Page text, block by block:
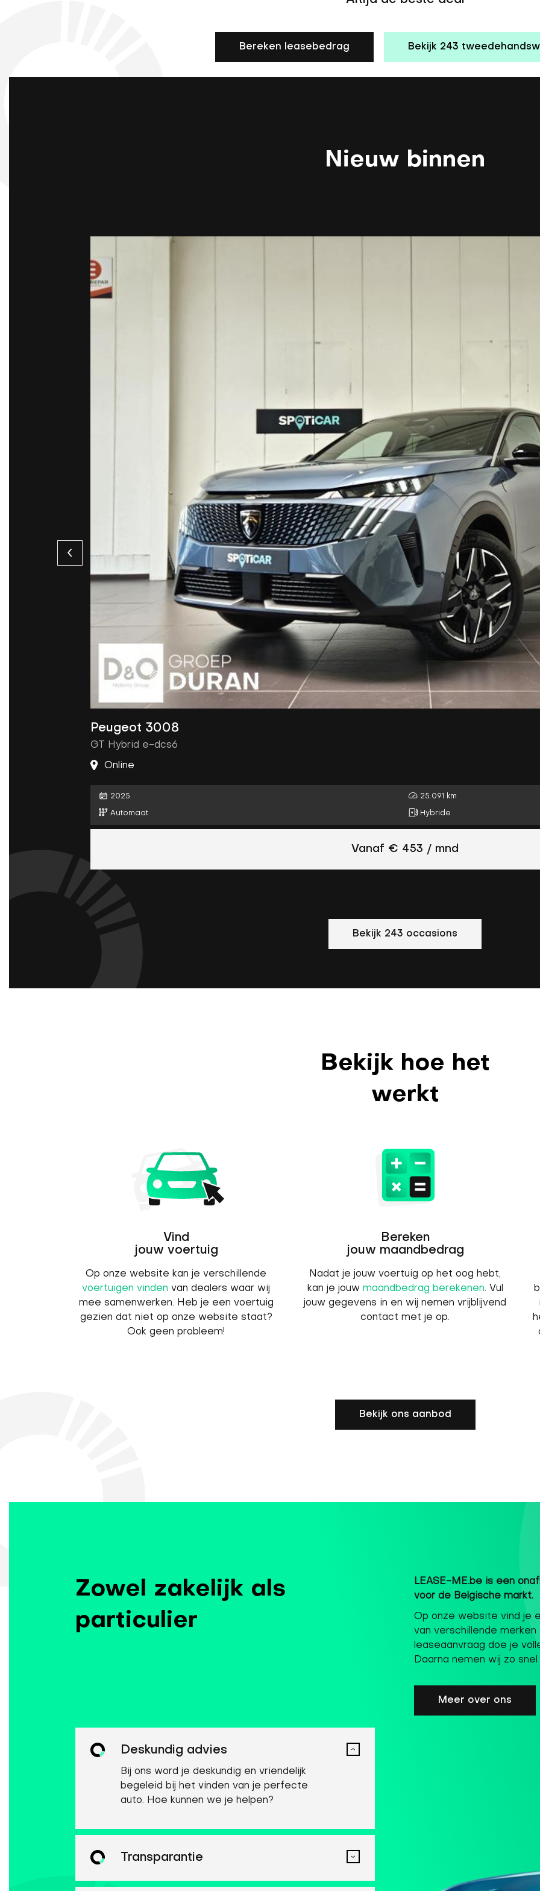
Bereken leasebedrag Bekijk 243
Nieuw binnen
Peugeot 3008
GT Hybrid e-dcs6
Online
2025 25.091 km
Automaat Hybride
Vanaf € 453 / mnd
Bekijk 243 occasions
Bekijk hoe het
werkt
Vind
jouw voertuig
Op onze website kan je verschillende
voertuigen vinden van dealers waar wij
mee samenwerken. Heb je een voertuig
gezien dat niet op onze website staat?
Ook geen probleem!
Bereken
jouw maandbedrag
Nadat je jouw voertuig op het oog hebt,
kan je jouw maandbedrag berekenen. Vul
jouw gegevens in en wij nemen vrijblijvend
contact met je op.
Bekijk ons aanbod
Zowel zakelijk als
particulier
LEASE-ME.be is een
voor de Belgische markt.
Op onze website vind je
van verschillende merken
leaseaanvraag doe je
Daarna nemen wij zo
Meer over ons
Deskundig advies
Bij ons word je deskundig en vriendelijk
begeleid bij het vinden van je perfecte
auto. Hoe kunnen we je helpen?
Transparantie